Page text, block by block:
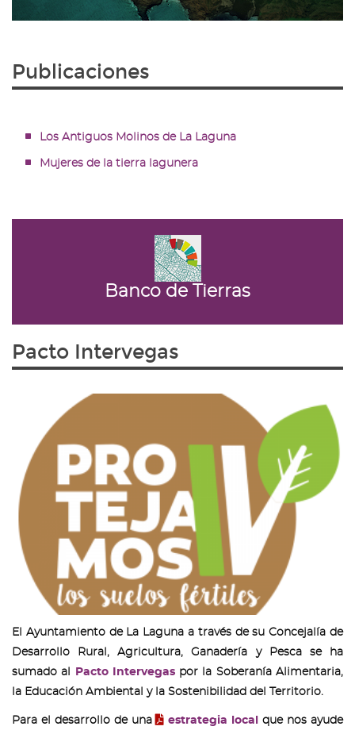
Publicaciones
Los Antiguos Molinos de La Laguna
Mujeres de la tierra lagunera
Banco de Tierras
Pacto Intervegas
El Ayuntamiento de La Laguna a través de su Concejalía de
Desarrollo Rural, Agricultura, Ganadería y Pesca se ha
sumado al
Pacto Intervegaspor la Soberanía Alimentaria,
la Educación Ambiental y la Sostenibilidad del Territorio.
Para el desarrollo de una estrategia local
que nos ayude